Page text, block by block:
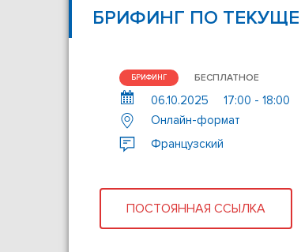
БРИФИНГ ПО
БРИФИНГ БЕСПЛАТНОЕ
06.10.2025
17:00 - 18:00
Онлайн-формат
Французский
ПОСТОЯННАЯ ССЫЛКА